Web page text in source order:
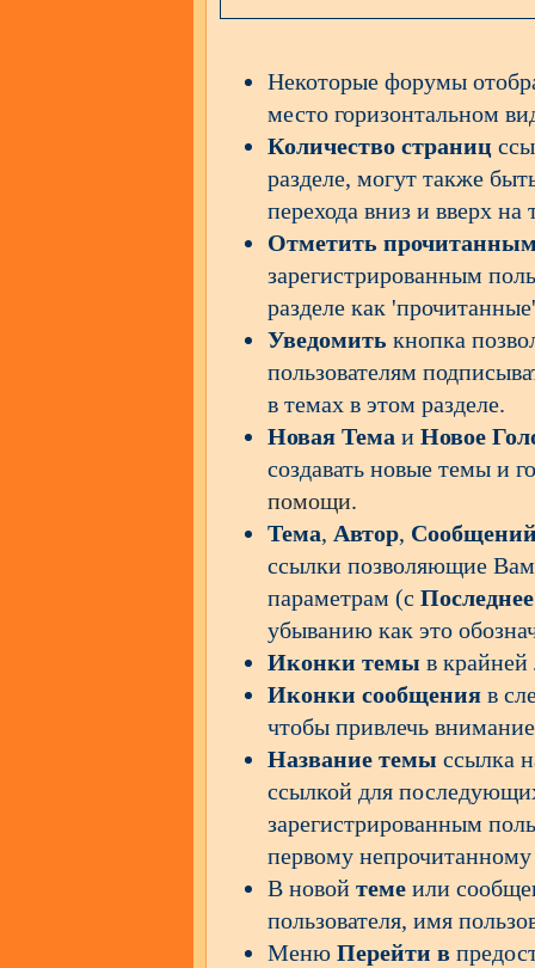
Некоторые форумы
место горизонтальном
Количество страниц
разделе, могут также
перехода вниз и вверх
Отметить
зарегистрированным
разделе как
Уведомить кнопка
пользователям
в темах в этом разделе.
Новая Тема иНовое
создавать новые темы и
помощи.
Тема, Автор,
ссылки позволяющие Вам
параметрам (с
убыванию как это
Иконки темы в
Иконки сообщения в
чтобы привлечь
Название темы ссылка
ссылкой для
зарегистрированным
первому
В новойтеме или
пользователя, имя
МенюПерейти в